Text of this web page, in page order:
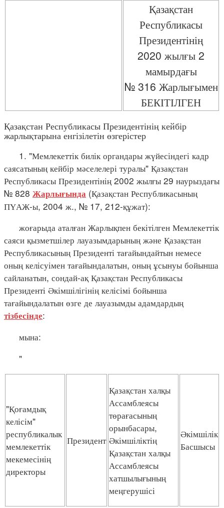
Қазақстан
Республикасы
Президентінің
2020 жылғы 2
мамырдағы
№ 316 Жарлығымен
БЕКІТІЛГЕН
Қазақстан Республикасы Президентінің кейбір
жарлықтарына енгізілетін өзгерістер
1. "Мемлекеттік билік органдары жүйесіндегі кадр
саясатының кейбір мәселелері туралы" Қазақстан
Республикасы Президентінің 2002 жылғы 29 наурыздағы
№ 828 Жарлығында (Қазақстан Республикасының
ПҮАЖ-ы, 2004 ж., № 17, 212-құжат):
жоғарыда аталған Жарлықпен бекітілген Мемлекеттік
саяси қызметшілер лауазымдарының және Қазақстан
Республикасының Президенті тағайындайтын немесе
оның келісуімен тағайындалатын, оның ұсынуы бойынша
сайланатын, сондай-ақ Қазақстан Республикасы
Президенті Әкімшілігінің келісімі бойынша
тағайындалатын өзге де лауазымды адамдардың
тізбесінде:
мына:
"
"Қоғамдық
келісім"
республикалык
мемлекеттік
мекемесінің
директоры
Президент
Қазақстан халқы
Ассамблеясы
төрағасының
орынбасары,
Әкімшіліктің
Қазақстан халқы
Ассамблеясы
хатшылығының
меңгерушісі
Әкімшілік
Басшысы